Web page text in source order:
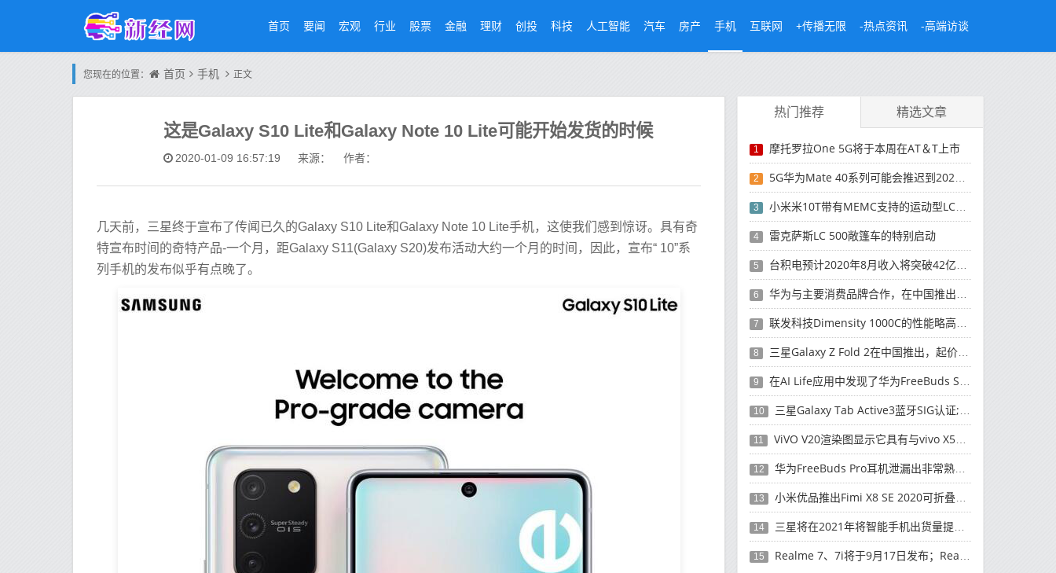
首页 要闻 宏观 行业 股票 金融 理财 创投 科技 人工智能 汽车 房产 手机 互联网 +传播无限 -热点资讯 -高端访谈
您现在的位置： 首页 手机 正文
这是Galaxy S10 Lite和Galaxy Note 10 Lite可能开始发货的时候
2020-01-09 16:57:19 来源： 作者：
几天前，三星终于宣布了传闻已久的Galaxy S10 Lite和Galaxy Note 10 Lite手机，这使我们感到惊讶。具有奇
特宣布时间的奇特产品-一个月，距Galaxy S11(Galaxy S20)发布活动大约一个月的时间，因此，宣布“ 10”系
列手机的发布似乎有点晚了。
热门推荐 精选文章
1 摩托罗拉One 5G将于本周在AT＆T上市
2 5G华为Mate 40系列可能会推迟到2021年
3 小米米10T带有MEMC支持的运动型LCD屏幕
4 雷克萨斯LC 500敞篷车的特别启动
5 台积电预计2020年8月收入将突破42亿美元，创历史新高
6 华为与主要消费品牌合作，在中国推出采用HarmonyOS 2.0的智能家居产品
7 联发科技Dimensity 1000C的性能略高于Snapdragon 765G
8 三星Galaxy Z Fold 2在中国推出，起价为16,999元
9 在AI Life应用中发现了华为FreeBuds Studio耳机
10 三星Galaxy Tab Active3蓝牙SIG认证; 发布可能快要结束了
11 ViVO V20渲染图显示它具有与vivo X50 Pro类似的后部设计
12 华为FreeBuds Pro耳机泄漏出非常熟悉的设计
13 小米优品推出Fimi X8 SE 2020可折叠无人机
14 三星将在2021年将智能手机出货量提高至3亿部
15 Realme 7、7i将于9月17日发布；Realme 7i的完整规格并导致泄漏